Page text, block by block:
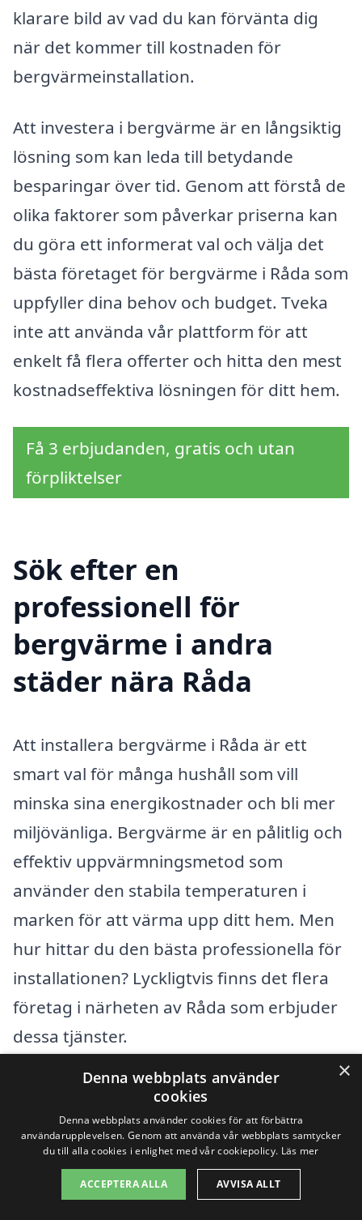
klarare bild av vad du kan förvänta dig
när det kommer till kostnaden för
bergvärmeinstallation.
Att investera i bergvärme är en långsiktig
lösning som kan leda till betydande
besparingar över tid. Genom att förstå de
olika faktorer som påverkar priserna kan
du göra ett informerat val och välja det
bästa företaget för bergvärme i Råda som
uppfyller dina behov och budget. Tveka
inte att använda vår plattform för att
enkelt få flera offerter och hitta den mest
kostnadseffektiva lösningen för ditt hem.
Få 3 erbjudanden, gratis och utan
förpliktelser
Sök efter en
professionell för
bergvärme i andra
städer nära Råda
Att installera bergvärme i Råda är ett
smart val för många hushåll som vill
minska sina energikostnader och bli mer
miljövänliga. Bergvärme är en pålitlig och
effektiv uppvärmningsmetod som
använder den stabila temperaturen i
marken för att värma upp ditt hem. Men
hur hittar du den bästa professionella för
installationen? Lyckligtvis finns det flera
företag i närheten av Råda som erbjuder
dessa tjänster.
När du söker efter företag för bergvärme
kan det vara bra att överväga lokala
aktörer i omgivningen. Här är några
städer där du kan hitta professionella
som kan hjälpa dig med
×
Denna webbplats använder
cookies
Denna webbplats använder cookies för att förbättra
användarupplevelsen. Genom att använda vår webbplats samtycker
du till alla cookies i enlighet med vår cookiepolicy. Läs mer
ACCEPTERA ALLA AVVISA ALLT